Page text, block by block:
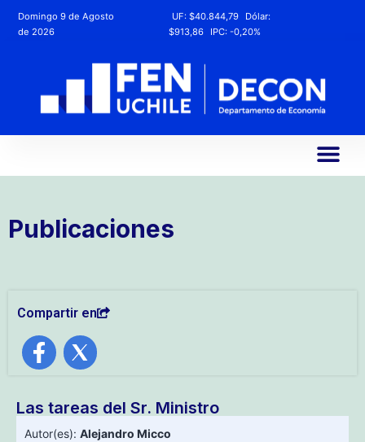
Domingo 9 de Agosto
de 2026
UF:$40.844,79
Dólar:
$913,86
IPC:-0,20%
Publicaciones
Compartir en
Las tareas del Sr. Ministro
Autor(es): Alejandro Micco